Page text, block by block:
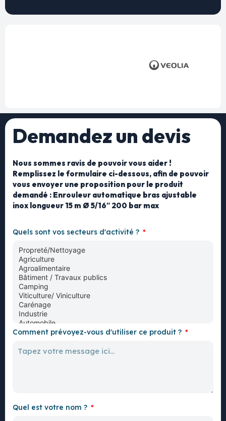
Demandez un devis
Nous sommes ravis de pouvoir vous aider !
Remplissez le formulaire ci-dessous, afin de pouvoir
vous envoyer une proposition pour le produit
demandé : Enrouleur automatique bras ajustable
inox longueur 15 m Ø 5/16″ 200 bar max
Quels sont vos secteurs d'activité ?
Comment prévoyez-vous d'utiliser ce produit ?
Quel est votre nom ?